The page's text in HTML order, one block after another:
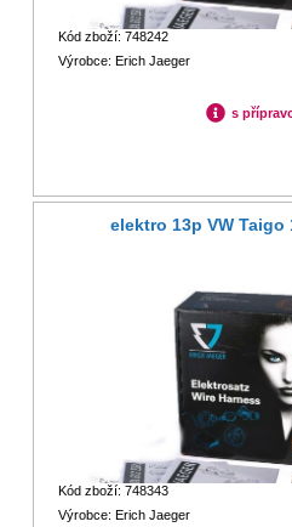
Kód zboží: 748242
Výrobce: Erich Jaeger
s
elektro 13p VW Taigo
Kód zboží: 748343
Výrobce: Erich Jaeger